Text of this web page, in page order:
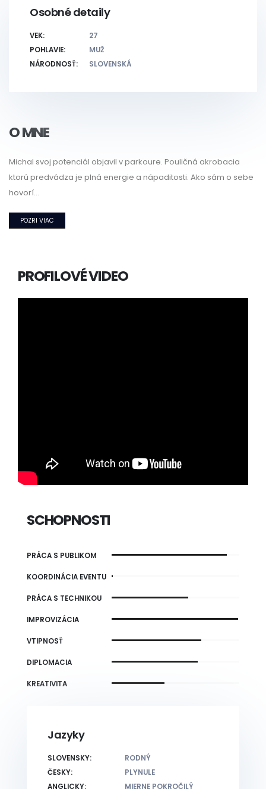
Osobné detaily
VEK:
27
POHLAVIE:
MUŽ
NÁRODNOSŤ:
SLOVENSKÁ
O MNE
Michal svoj potenciál objavil v parkoure. Pouličná akrobacia
ktorú predvádza je plná energie a nápaditosti. Ako sám o sebe
hovorí...
POZRI VIAC
PROFILOVÉ VIDEO
SCHOPNOSTI
PRÁCA S PUBLIKOM
KOORDINÁCIA EVENTU
PRÁCA S TECHNIKOU
IMPROVIZÁCIA
VTIPNOSŤ
DIPLOMACIA
KREATIVITA
Jazyky
SLOVENSKY:
RODNÝ
ČESKY:
PLYNULE
ANGLICKY:
MIERNE POKROČILÝ